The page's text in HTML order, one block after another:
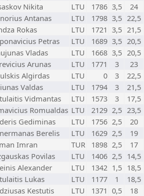
Nikita LTU 1786 3,5
24
Antanas LTU 1798 3,5 22,5
Rokas LTU 1721 3,5 21,5
Petras LTU 1689 3,5 20,5
Vladas LTU 1668 3,5 20,5
Arunas LTU 1771 3
23
Algirdas LTU 0 3
22,5
Valdas LTU 1794 3
21,5
Vidmantas LTU 1573 3
17,5
Romualdas LTU 2129 2,5 23,5
Gediminas LTU 1756 2,5
20
Berelis LTU 1629 2,5
19
Imran TUR 1898 2,5
17
Povilas LTU 1406 2,5 14,5
Alexander LTU 1342 1,5 18,5
Lukas LTU 1177 1
18,5
Kestutis LTU 1371 0,5 18